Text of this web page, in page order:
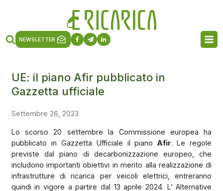
NEWSLETTER
UE: il piano Afir pubblicato in
Gazzetta ufficiale
Settembre 26, 2023
Lo scorso 20 settembre la Commissione europea ha
pubblicato in Gazzetta Ufficiale il piano Afir. Le regole
previste dal piano di decarbonizzazione europeo, che
includono importanti obiettivi in merito alla realizzazione di
infrastrutture di ricarica per veicoli elettrici, entreranno
quindi in vigore a partire dal 13 aprile 2024. L’ Alternative